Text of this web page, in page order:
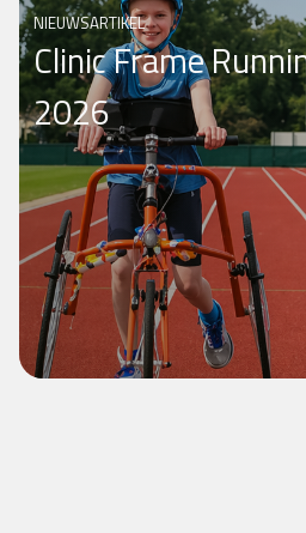
NIEUWSARTIKEL
Clinic Frame
2026